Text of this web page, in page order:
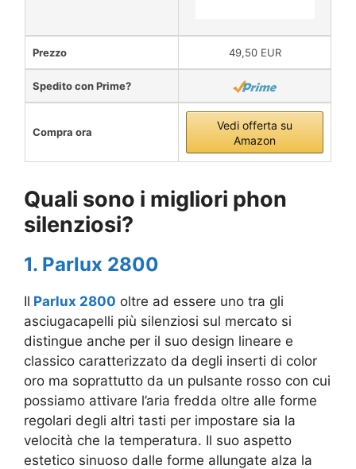
Prezzo 49,50 EUR
Spedito con Prime?
Compra ora
Vedi offerta su
Amazon
Quali sono i migliori phon
silenziosi?
1. Parlux 2800
Il Parlux 2800 oltre ad essere uno tra gli
asciugacapelli più silenziosi sul mercato si
distingue anche per il suo design lineare e
classico caratterizzato da degli inserti di color
oro ma soprattutto da un pulsante rosso con cui
possiamo attivare l’aria fredda oltre alle forme
regolari degli altri tasti per impostare sia la
velocità che la temperatura. Il suo aspetto
estetico sinuoso dalle forme allungate alza la